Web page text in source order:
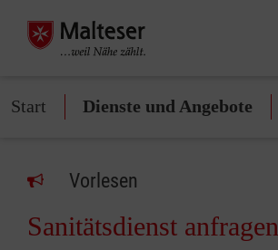
Start Dienste und Angebote
Vorlesen
Sanitätsdienst anfragen